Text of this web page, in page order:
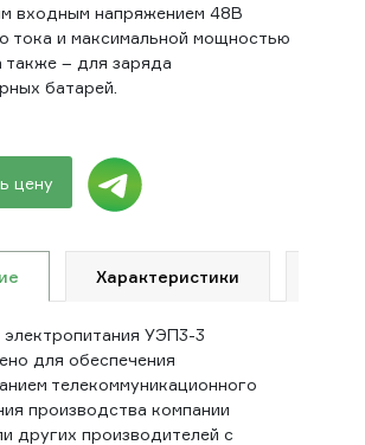
входным напряжением 48В
тока и максимальной мощностью
также – для заряда
батарей.
цену
Характеристики
УЭП3-3
для обеспечения
телекоммуникационного
производства компании
других производителей с